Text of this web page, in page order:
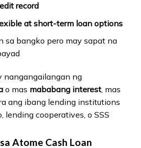
record
at short-term loan options
sa bangko pero may sapat na
nangangailangan ng
o mas mababang interest, mas
ang ibang lending institutions
lending cooperatives, o SSS
Atome Cash Loan